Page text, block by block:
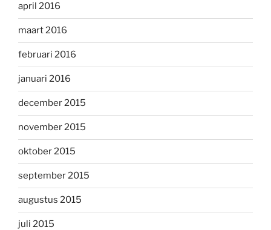
april 2016
maart 2016
februari 2016
januari 2016
december 2015
november 2015
oktober 2015
september 2015
augustus 2015
juli 2015